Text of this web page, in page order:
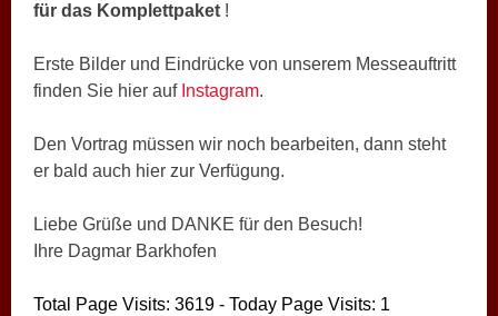
für das Komplettpaket !
Erste Bilder und Eindrücke von unserem Messeauftritt
finden Sie hier auf Instagram.
Den Vortrag müssen wir noch bearbeiten, dann steht
er bald auch hier zur Verfügung.
Liebe Grüße und DANKE für den Besuch!
Ihre Dagmar Barkhofen
Total Page Visits: 3619 - Today Page Visits: 1